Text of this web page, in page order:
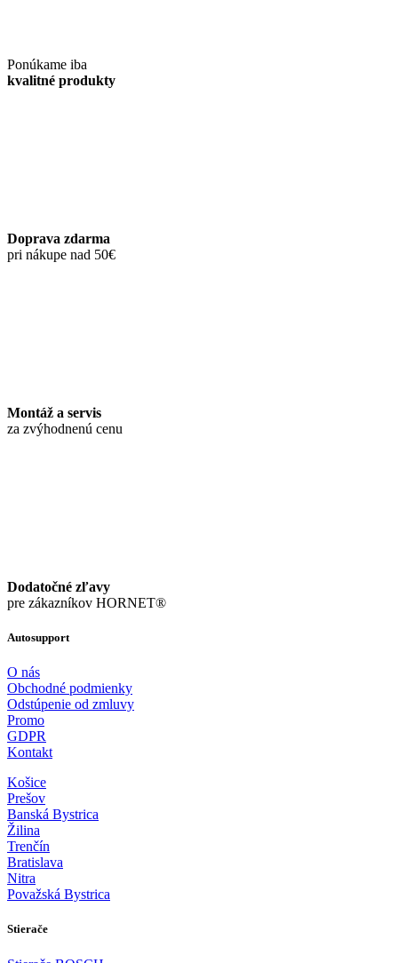
Ponúkame iba
kvalitné produkty
Doprava zdarma
pri nákupe nad 50€
Montáž a servis
za zvýhodnenú cenu
Dodatočné zľavy
pre zákazníkov HORNET®
Autosupport
O nás
Obchodné podmienky
Odstúpenie od zmluvy
Promo
GDPR
Kontakt
Košice
Prešov
Banská Bystrica
Žilina
Trenčín
Bratislava
Nitra
Považská Bystrica
Stierače